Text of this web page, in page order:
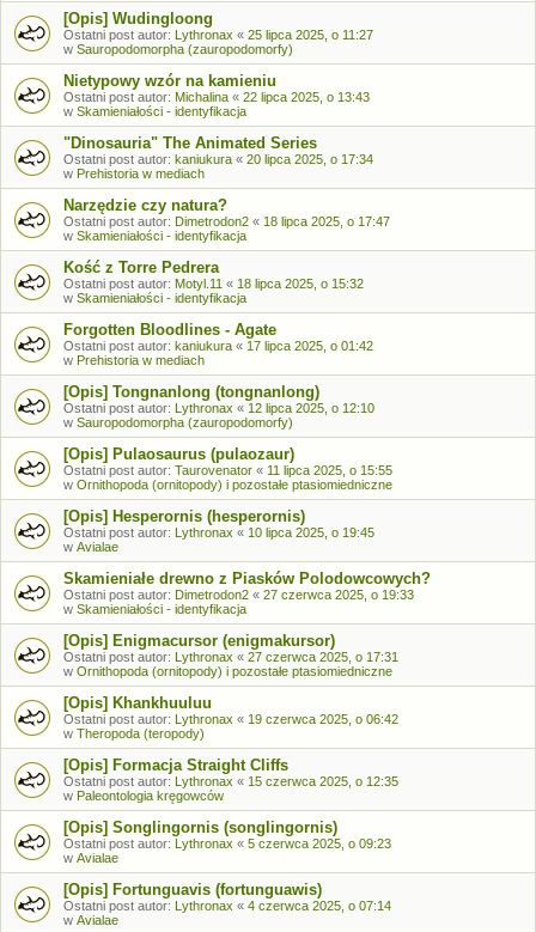
[Opis] Wudingloong
Ostatni post autor: Lythronax « 25 lipca 2025, o 11:27
w Sauropodomorpha (zauropodomorfy)
Nietypowy wzór na kamieniu
Ostatni post autor: Michalina « 22 lipca 2025, o 13:43
w Skamieniałości - identyfikacja
"Dinosauria" The Animated Series
Ostatni post autor: kaniukura « 20 lipca 2025, o 17:34
w Prehistoria w mediach
Narzędzie czy natura?
Ostatni post autor: Dimetrodon2 « 18 lipca 2025, o 17:47
w Skamieniałości - identyfikacja
Kość z Torre Pedrera
Ostatni post autor: Motyl.11 « 18 lipca 2025, o 15:32
w Skamieniałości - identyfikacja
Forgotten Bloodlines - Agate
Ostatni post autor: kaniukura « 17 lipca 2025, o 01:42
w Prehistoria w mediach
[Opis] Tongnanlong (tongnanlong)
Ostatni post autor: Lythronax « 12 lipca 2025, o 12:10
w Sauropodomorpha (zauropodomorfy)
[Opis] Pulaosaurus (pulaozaur)
Ostatni post autor: Taurovenator « 11 lipca 2025, o 15:55
w Ornithopoda (ornitopody) i pozostałe ptasiomiedniczne
[Opis] Hesperornis (hesperornis)
Ostatni post autor: Lythronax « 10 lipca 2025, o 19:45
w Avialae
Skamieniałe drewno z Piasków Polodowcowych?
Ostatni post autor: Dimetrodon2 « 27 czerwca 2025, o 19:33
w Skamieniałości - identyfikacja
[Opis] Enigmacursor (enigmakursor)
Ostatni post autor: Lythronax « 27 czerwca 2025, o 17:31
w Ornithopoda (ornitopody) i pozostałe ptasiomiedniczne
[Opis] Khankhuuluu
Ostatni post autor: Lythronax « 19 czerwca 2025, o 06:42
w Theropoda (teropody)
[Opis] Formacja Straight Cliffs
Ostatni post autor: Lythronax « 15 czerwca 2025, o 12:35
w Paleontologia kręgowców
[Opis] Songlingornis (songlingornis)
Ostatni post autor: Lythronax « 5 czerwca 2025, o 09:23
w Avialae
[Opis] Fortunguavis (fortunguawis)
Ostatni post autor: Lythronax « 4 czerwca 2025, o 07:14
w Avialae